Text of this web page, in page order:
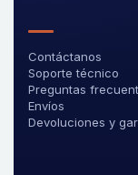
Contáctanos
Soporte técnico
Preguntas
Envíos
Devoluciones y